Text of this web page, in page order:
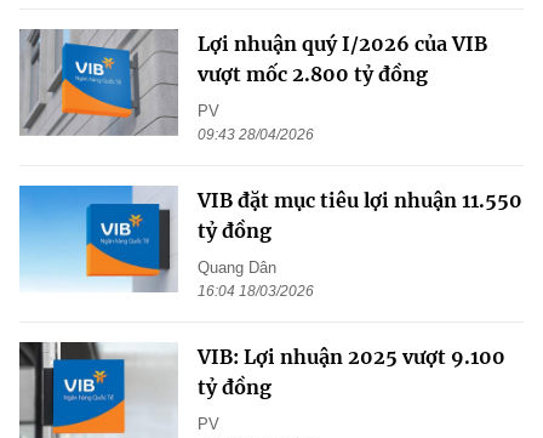
Lợi nhuận quý I/2026 của VIB
vượt mốc 2.800 tỷ đồng
PV
09:43 28/04/2026
VIB đặt mục tiêu lợi nhuận 11.550
tỷ đồng
Quang Dân
16:04 18/03/2026
VIB: Lợi nhuận 2025 vượt 9.100
tỷ đồng
PV